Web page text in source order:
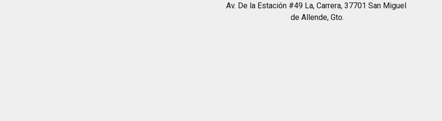
Av. De la Estación #49 La, Carrera, 37701 San Miguel
de Allende, Gto.